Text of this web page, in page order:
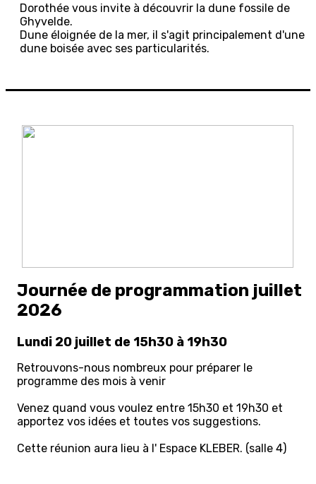
Dorothée vous invite à découvrir la dune fossile de
Ghyvelde.
Dune éloignée de la mer, il s'agit principalement d'une
dune boisée avec ses particularités.
Journée de programmation juillet
2026
Lundi 20 juillet de 15h30 à 19h30
Retrouvons-nous nombreux pour préparer le
programme des mois à venir
Venez quand vous voulez entre 15h30 et 19h30 et
apportez vos idées et toutes vos suggestions.
Cette réunion aura lieu à l' Espace KLEBER. (salle 4)